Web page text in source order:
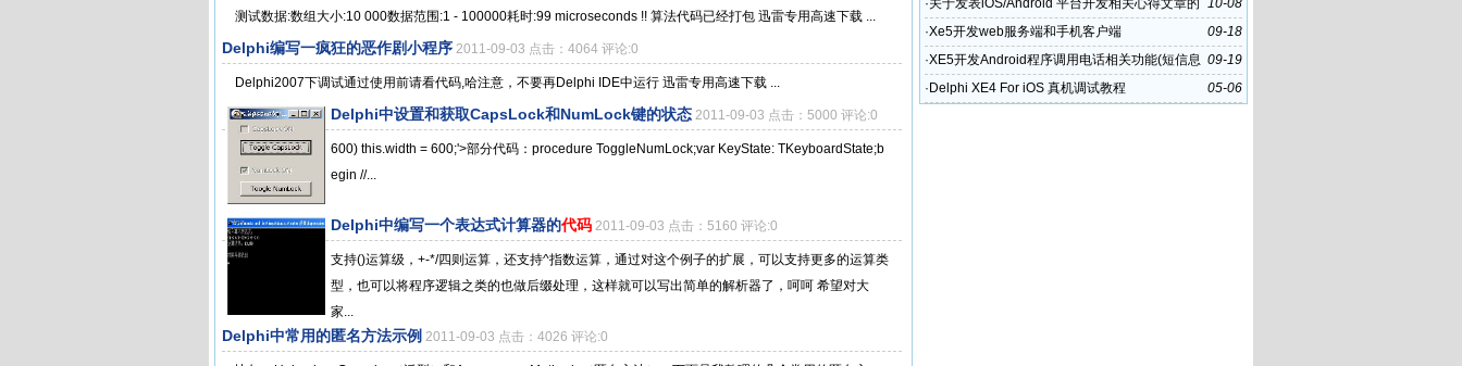
测试数据:数组大小:10 000数据范围:1 - 100000耗时:99 microseconds !! 算法代码已经打包 迅雷专用高速下载 ...
Delphi编写一疯狂的恶作剧小程序 2011-09-03 点击：4064 评论:0
Delphi2007下调试通过使用前请看代码,哈注意，不要再Delphi IDE中运行 迅雷专用高速下载 ...
Delphi中设置和获取CapsLock和NumLock键的状态 2011-09-03 点击：5000 评论:0
600) this.width = 600;'>部分代码：procedure ToggleNumLock;var KeyState: TKeyboardState;b
egin //...
Delphi中编写一个表达式计算器的代码 2011-09-03 点击：5160 评论:0
支持()运算级，+-*/四则运算，还支持^指数运算，通过对这个例子的扩展，可以支持更多的运算类
型，也可以将程序逻辑之类的也做后缀处理，这样就可以写出简单的解析器了，呵呵 希望对大
家...
Delphi中常用的匿名方法示例 2011-09-03 点击：4026 评论:0
10-08
·关于发表iOS/Android 平台开发相关心得文章的
奖励政策
09-18
·Xe5开发web服务端和手机客户端
09-19
·XE5开发Android程序调用电话相关功能(短信息
和电话)
05-06
· Delphi XE4 For iOS 真机调试教程